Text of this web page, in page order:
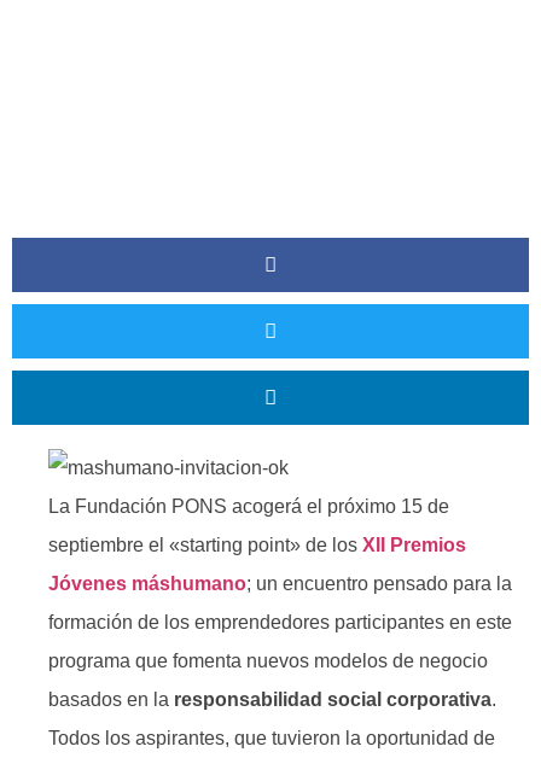
La Fundación PONS acogerá el próximo 15 de
septiembre el «starting point» de los XII Premios
Jóvenes máshumano; un encuentro pensado para la
formación de los emprendedores participantes en este
programa que fomenta nuevos modelos de negocio
basados en la responsabilidad social corporativa.
Todos los aspirantes, que tuvieron la oportunidad de